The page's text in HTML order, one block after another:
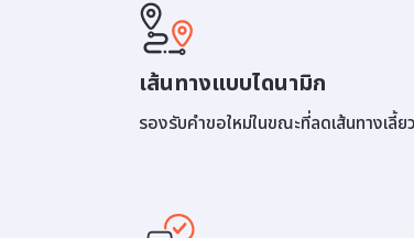
เส้นทางแบบไดนามิก
รองรับคำขอใหม่ในขณะที่ลดเส้นทางเลี้ยว